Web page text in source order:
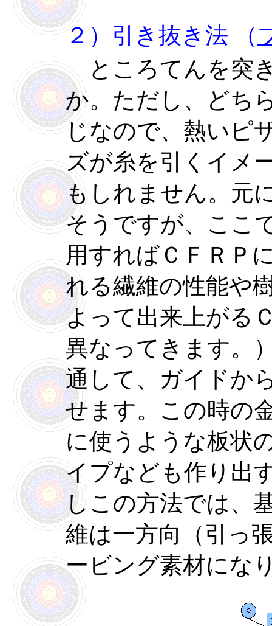
２）引き抜き法 （
ところてんを突
か。ただし、どち
じなので、熱いピ
ズが糸を引くイメ
もしれません。元
そうですが、ここ
用すればＣＦＲＰ
れる繊維の性能や
よって出来上がる
異なってきます。
通して、ガイドか
せます。この時の
に使うような板状
イプなども作り出
しこの方法では、
維は一方向（引っ
ービング素材にな